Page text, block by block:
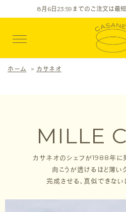
8 月 6日23:59までのご注文は最短
ホーム > カサネオ
MILLE
カサネオのシェフが1988年に発
向こうが透けるほど薄い
完成させる、真似できない